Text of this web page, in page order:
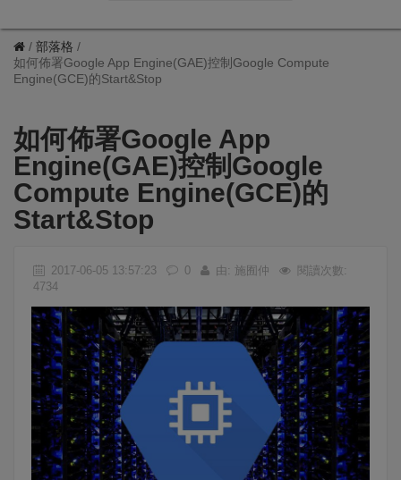
部落格
如何佈署Google App Engine(GAE)控制Google Compute
Engine(GCE)的Start&Stop
如何佈署Google App
Engine(GAE)控制Google
Compute Engine(GCE)的
Start&Stop
2017-06-05 13:57:23 0 由: 施囿仲
閱讀次數:
4734